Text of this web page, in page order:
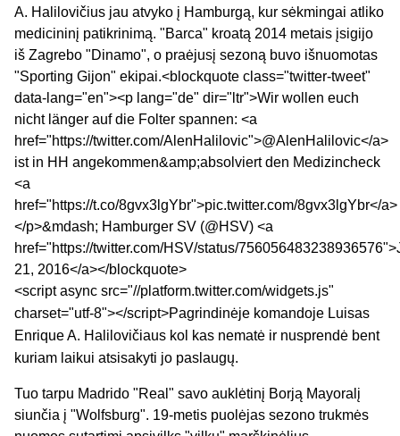
A. Halilovičius jau atvyko į Hamburgą, kur sėkmingai atliko
medicininį patikrinimą. "Barca" kroatą 2014 metais įsigijo
iš Zagrebo "Dinamo", o praėjusį sezoną buvo išnuomotas
"Sporting Gijon" ekipai.<blockquote class="twitter-tweet"
data-lang="en"><p lang="de" dir="ltr">Wir wollen euch
nicht länger auf die Folter spannen: <a
href="https://twitter.com/AlenHalilovic">@AlenHalilovic</a>
ist in HH angekommen&amp;absolviert den Medizincheck
<a
href="https://t.co/8gvx3lgYbr">pic.twitter.com/8gvx3lgYbr</a>
</p>&mdash; Hamburger SV (@HSV) <a
href="https://twitter.com/HSV/status/
21, 2016</a></blockquote>
<script async src="//platform.twitter.com/widgets.js"
charset="utf-8"></script>Pagrindinėje komandoje Luisas
Enrique A. Halilovičiaus kol kas nematė ir nusprendė bent
kuriam laikui atsisakyti jo paslaugų.
Tuo tarpu Madrido "Real" savo auklėtinį Borją Mayoralį
siunčia į "Wolfsburg". 19-metis puolėjas sezono trukmės